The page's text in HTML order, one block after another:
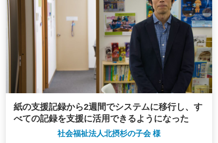
紙の支援記録から2週間でシステムに移行し、す
べての記録を支援に活用できるようになった
社会福祉法人北摂杉の子会 様